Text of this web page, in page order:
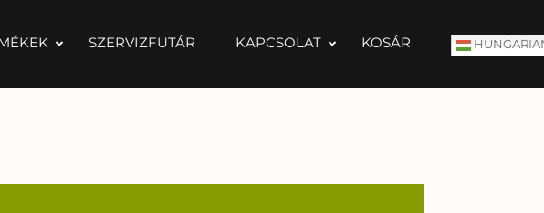
SZERVIZFUTÁR KAPCSOLAT KOSÁR